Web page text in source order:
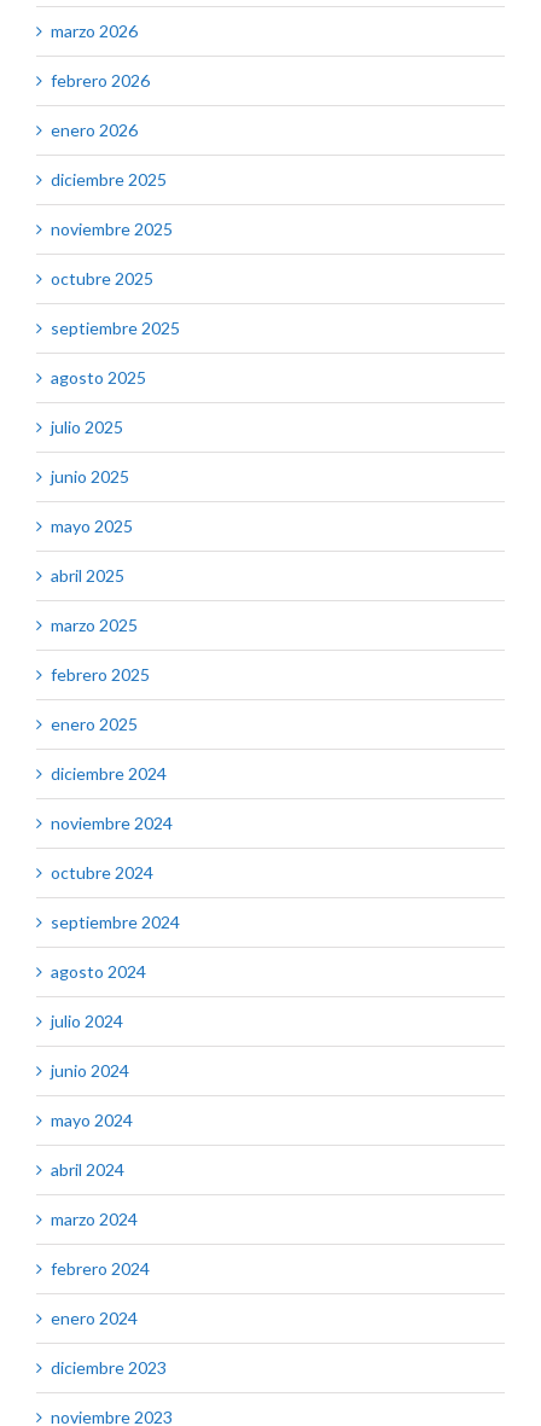
marzo 2026
febrero 2026
enero 2026
diciembre 2025
noviembre 2025
octubre 2025
septiembre 2025
agosto 2025
julio 2025
junio 2025
mayo 2025
abril 2025
marzo 2025
febrero 2025
enero 2025
diciembre 2024
noviembre 2024
octubre 2024
septiembre 2024
agosto 2024
julio 2024
junio 2024
mayo 2024
abril 2024
marzo 2024
febrero 2024
enero 2024
diciembre 2023
noviembre 2023